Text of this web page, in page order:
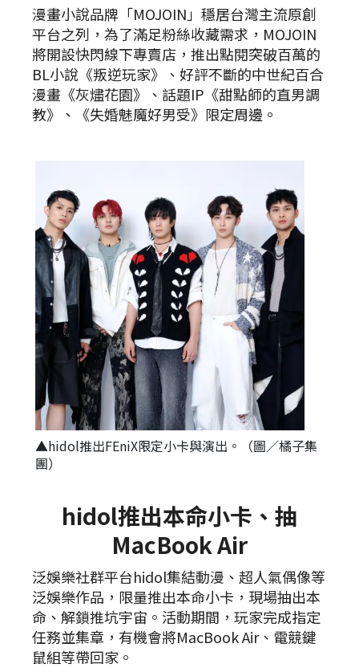
漫畫小說品牌「MOJOIN」穩居台灣主流原創
平台之列，為了滿足粉絲收藏需求，MOJOIN
將開設快閃線下專賣店，推出點閱突破百萬的
BL小說《叛逆玩家》、好評不斷的中世紀百合
漫畫《灰燼花園》、話題IP《甜點師的直男調
教》、《失婚魅魔好男受》限定周邊。
hidol推出本命小卡、抽
MacBook Air
泛娛樂社群平台hidol集結動漫、超人氣偶像等
泛娛樂作品，限量推出本命小卡，現場抽出本
命、解鎖推坑宇宙。活動期間，玩家完成指定
任務並集章，有機會將MacBook Air、電競鍵
鼠組等帶回家。
▲hidol推出FEniX限定小卡與演出。（圖／橘子集
團）